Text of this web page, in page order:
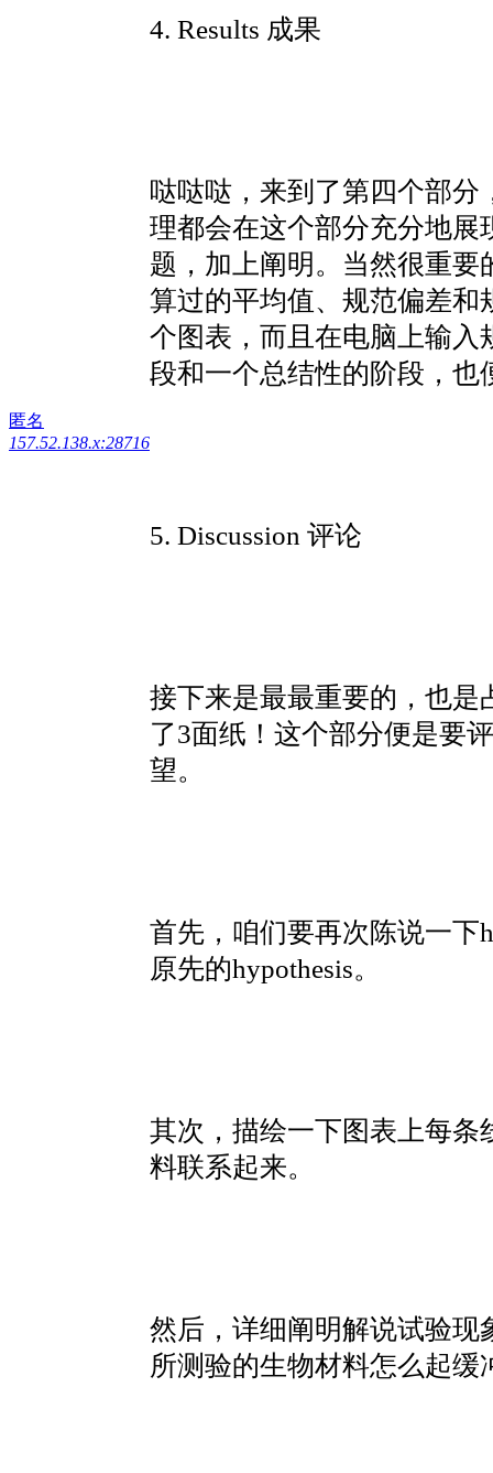
匿名
157.52.138.x:28716
4. Results 成果
哒哒哒，来到了第四个部分
理都会在这个部分充分地展
题，加上阐明。当然很重
算过的平均值、规范偏差和
个图表，而且在电脑上输入
段和一个总结性的阶段，也
5. Discussion 评论
接下来是最最重要的，也是
了3面纸！这个部分便是要
望。
首先，咱们要再次陈说一下
原先的hypothesis。
其次，描绘一下图表上每条
料联系起来。
然后，详细阐明解说试验现
所测验的生物材料怎么起缓